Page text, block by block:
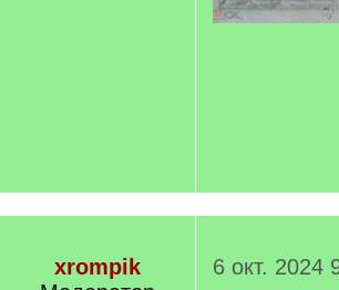
xrompik
6 окт. 2024